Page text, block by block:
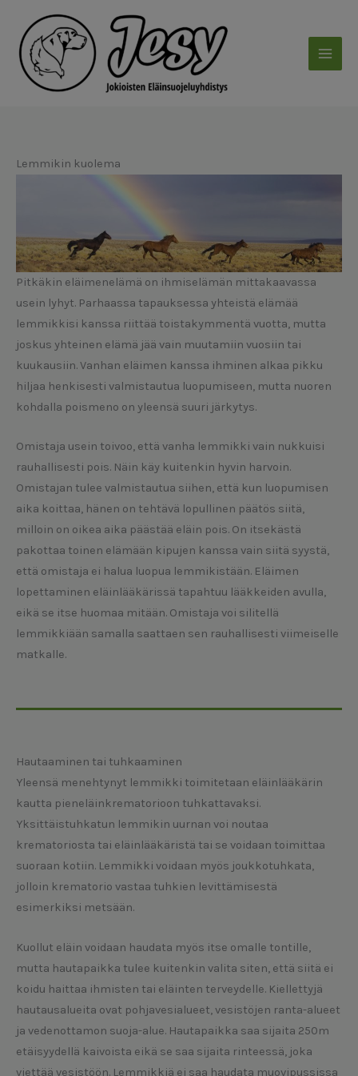
sisältöön
Lemmikin kuolema
Pitkäkin eläimenelämä on ihmiselämän mittakaavassa
usein lyhyt. Parhaassa tapauksessa yhteistä elämää
lemmikkisi kanssa riittää toistakymmentä vuotta, mutta
joskus yhteinen elämä jää vain muutamiin vuosiin tai
kuukausiin. Vanhan eläimen kanssa ihminen alkaa pikku
hiljaa henkisesti valmistautua luopumiseen, mutta nuoren
kohdalla poismeno on yleensä suuri järkytys.
Omistaja usein toivoo, että vanha lemmikki vain nukkuisi
rauhallisesti pois. Näin käy kuitenkin hyvin harvoin.
Omistajan tulee valmistautua siihen, että kun luopumisen
aika koittaa, hänen on tehtävä lopullinen päätös siitä,
milloin on oikea aika päästää eläin pois. On itsekästä
pakottaa toinen elämään kipujen kanssa vain siitä syystä,
että omistaja ei halua luopua lemmikistään. Eläimen
lopettaminen eläinlääkärissä tapahtuu lääkkeiden avulla,
eikä se itse huomaa mitään. Omistaja voi silitellä
lemmikkiään samalla saattaen sen rauhallisesti viimeiselle
matkalle.
Hautaaminen tai tuhkaaminen
Yleensä menehtynyt lemmikki toimitetaan eläinlääkärin
kautta pieneläinkrematorioon tuhkattavaksi.
Yksittäistuhkatun lemmikin uurnan voi noutaa
krematoriosta tai eläinlääkäristä tai se voidaan toimittaa
suoraan kotiin. Lemmikki voidaan myös joukkotuhkata,
jolloin krematorio vastaa tuhkien levittämisestä
esimerkiksi metsään.
Kuollut eläin voidaan haudata myös itse omalle tontille,
mutta hautapaikka tulee kuitenkin valita siten, että siitä ei
koidu haittaa ihmisten tai eläinten terveydelle. Kiellettyjä
hautausalueita ovat pohjavesialueet, vesistöjen ranta-alueet
ja vedenottamon suoja-alue. Hautapaikka saa sijaita 250m
etäisyydellä kaivoista eikä se saa sijaita rinteessä, joka
viettää vesistöön. Lemmikkiä ei saa haudata muovipussissa